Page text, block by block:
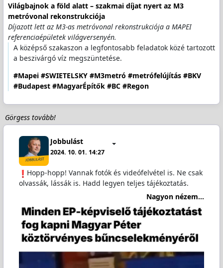
Világbajnok a föld alatt – szakmai díjat nyert az M3
metróvonal rekonstrukciója
Díjazott lett az M3-as metróvonal rekonstrukciója a MAPEI
referenciaépületek világversenyén.
A középső szakaszon a legfontosabb feladatok közé tartozott
a beszivárgó víz megszüntetése.
#Mapei #SWIETELSKY #M3metró #metrófelújítás #BKV
#Budapest #MagyarÉpítők #BC #Regon
Görgess tovább!
Jobbulást
2024. 10. 01. 14:27
️Hopp-hopp! Vannak fotók és videófelvétel is. Ne csak
olvassák, lássák is. Hadd legyen teljes tájékoztatás.
Nagyon nézem...